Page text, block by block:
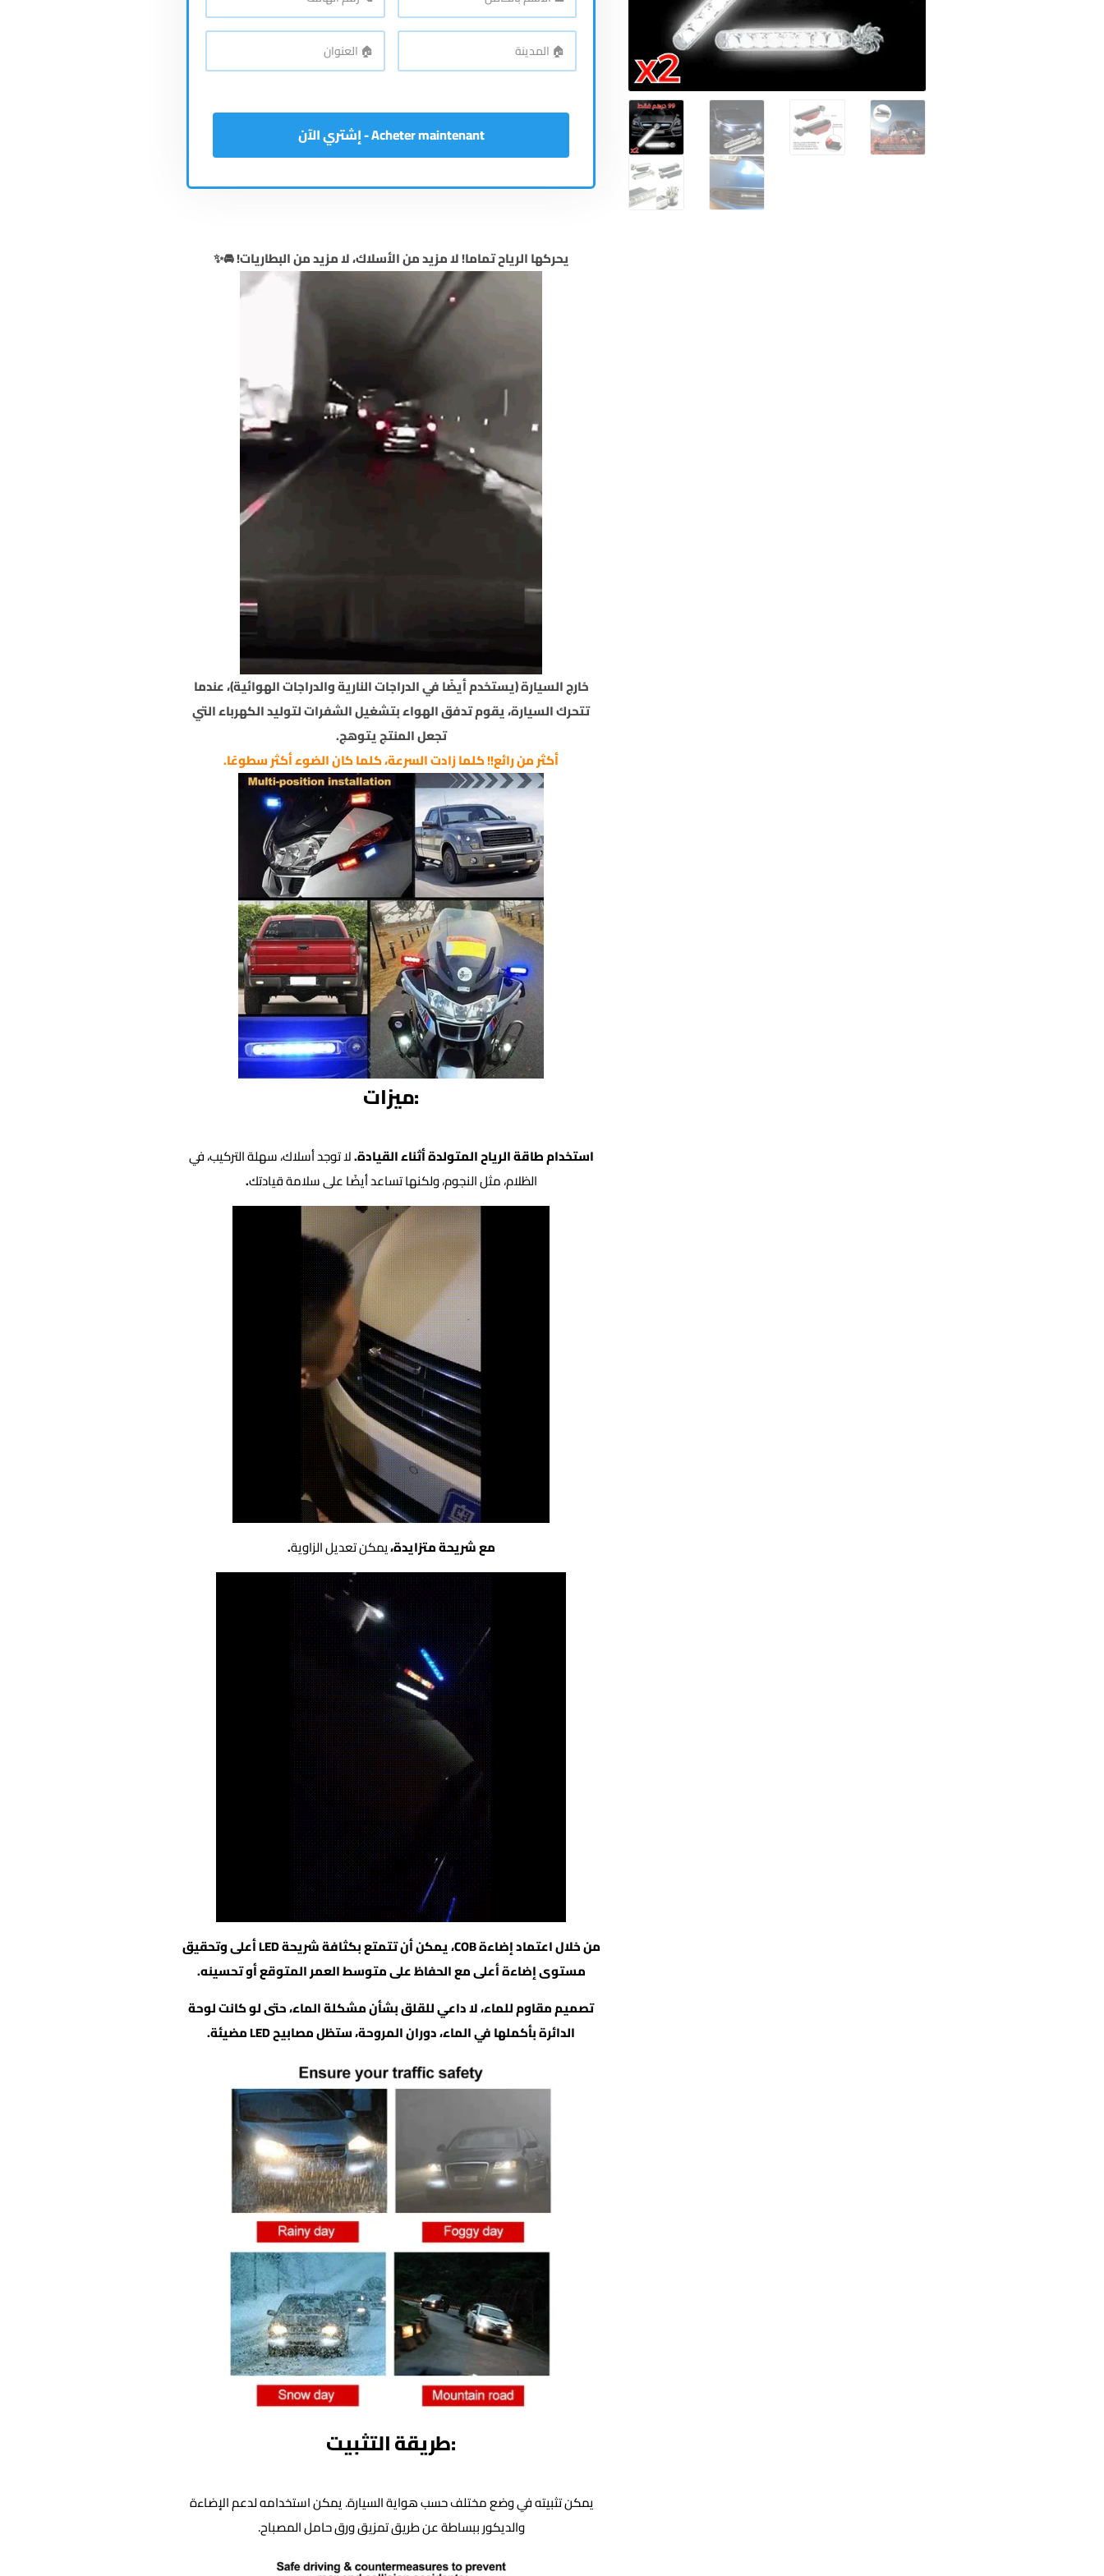
الاسم
بالكامل*
رقم
الهاتف*
🏠
المدينة*
🏠
العنوان*
Acheter maintenant - إشتري الآن
يحركها الرياح تماما! لا مزيد من الأسلاك، لا مزيد من البطاريات! 🚘✨
خارج السيارة (يستخدم أيضًا في الدراجات النارية والدراجات الهوائية)، عندما
تتحرك السيارة، يقوم تدفق الهواء بتشغيل الشفرات لتوليد الكهرباء التي
تجعل المنتج يتوهج.
أكثر من رائع!! كلما زادت السرعة، كلما كان الضوء أكثر سطوعًا.
:ميزات
استخدام طاقة الرياح المتولدة أثناء القيادة.لا توجد أسلاك، سهلة التركيب، في
الظلام، مثل النجوم، ولكنها تساعد أيضًا على سلامة قيادتك.
مع شريحة متزايدة،يمكن تعديل الزاوية.
من خلال اعتماد إضاءة COB، يمكن أن تتمتع بكثافة شريحة LED أعلى وتحقيق
مستوى إضاءة أعلى مع الحفاظ على متوسط العمر المتوقع أو تحسينه.
تصميم مقاوم للماء، لا داعي للقلق بشأن مشكلة الماء، حتى لو كانت لوحة
الدائرة بأكملها في الماء، دوران المروحة، ستظل مصابيح LED مضيئة.
:طريقة التثبيت
يمكن تثبيته في وضع مختلف حسب هواية السيارة. يمكن استخدامه لدعم الإضاءة
والديكور ببساطة عن طريق تمزيق ورق حامل المصباح.